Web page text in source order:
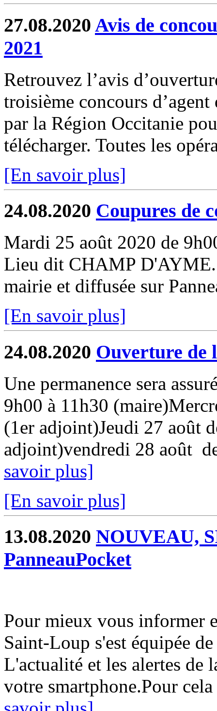
27.08.2020 Avis de
2021
Retrouvez l’avis
troisième concours
par la Région Occitanie
télécharger. Toutes les
[En savoir plus]
24.08.2020 Coupures de
Mardi 25 août 2020 de
Lieu dit CHAMP D'AYME.
mairie et diffusée sur
[En savoir plus]
24.08.2020 Ouverture de
Une permanence sera
9h00 à 11h30
(1er adjoint)Jeudi 27 août
adjoint)vendredi 28 août
savoir plus]
[En savoir plus]
13.08.2020 NOUVEAU,
PanneauPocket
Pour mieux vous informer
Saint-Loup s'est équipée
L'actualité et les alertes de
votre smartphone.Pour